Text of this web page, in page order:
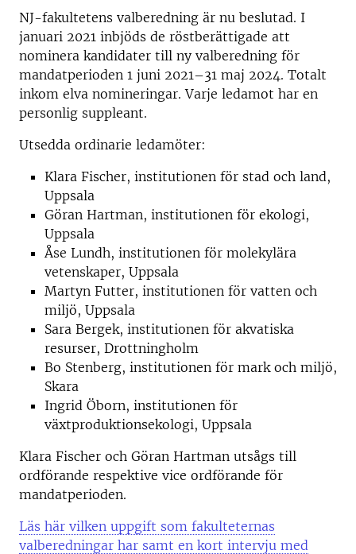
NJ-fakultetens valberedning är nu beslutad. I
januari 2021 inbjöds de röstberättigade att
nominera kandidater till ny valberedning för
mandatperioden 1 juni 2021–31 maj 2024. Totalt
inkom elva nomineringar. Varje ledamot har en
personlig suppleant.
Utsedda ordinarie ledamöter:
Klara Fischer, institutionen för stad och land,
Uppsala
Göran Hartman, institutionen för ekologi,
Uppsala
Åse Lundh, institutionen för molekylära
vetenskaper, Uppsala
Martyn Futter, institutionen för vatten och
miljö, Uppsala
Sara Bergek, institutionen för akvatiska
resurser, Drottningholm
Bo Stenberg, institutionen för mark och miljö,
Skara
Ingrid Öborn, institutionen för
växtproduktionsekologi, Uppsala
Klara Fischer och Göran Hartman utsågs till
ordförande respektive vice ordförande för
mandatperioden.
Läs här vilken uppgift som fakulteternas
valberedningar har samt en kort intervju med